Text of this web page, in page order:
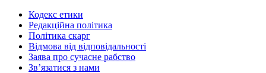
Кодекс етики
Редакційна політика
Політика скарг
Відмова від відповідальності
Заява про сучасне рабство
Зв’язатися з нами